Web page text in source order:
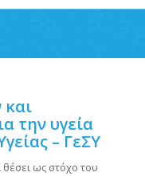
την υγεία
– ΓεΣΥ
ως στόχο του